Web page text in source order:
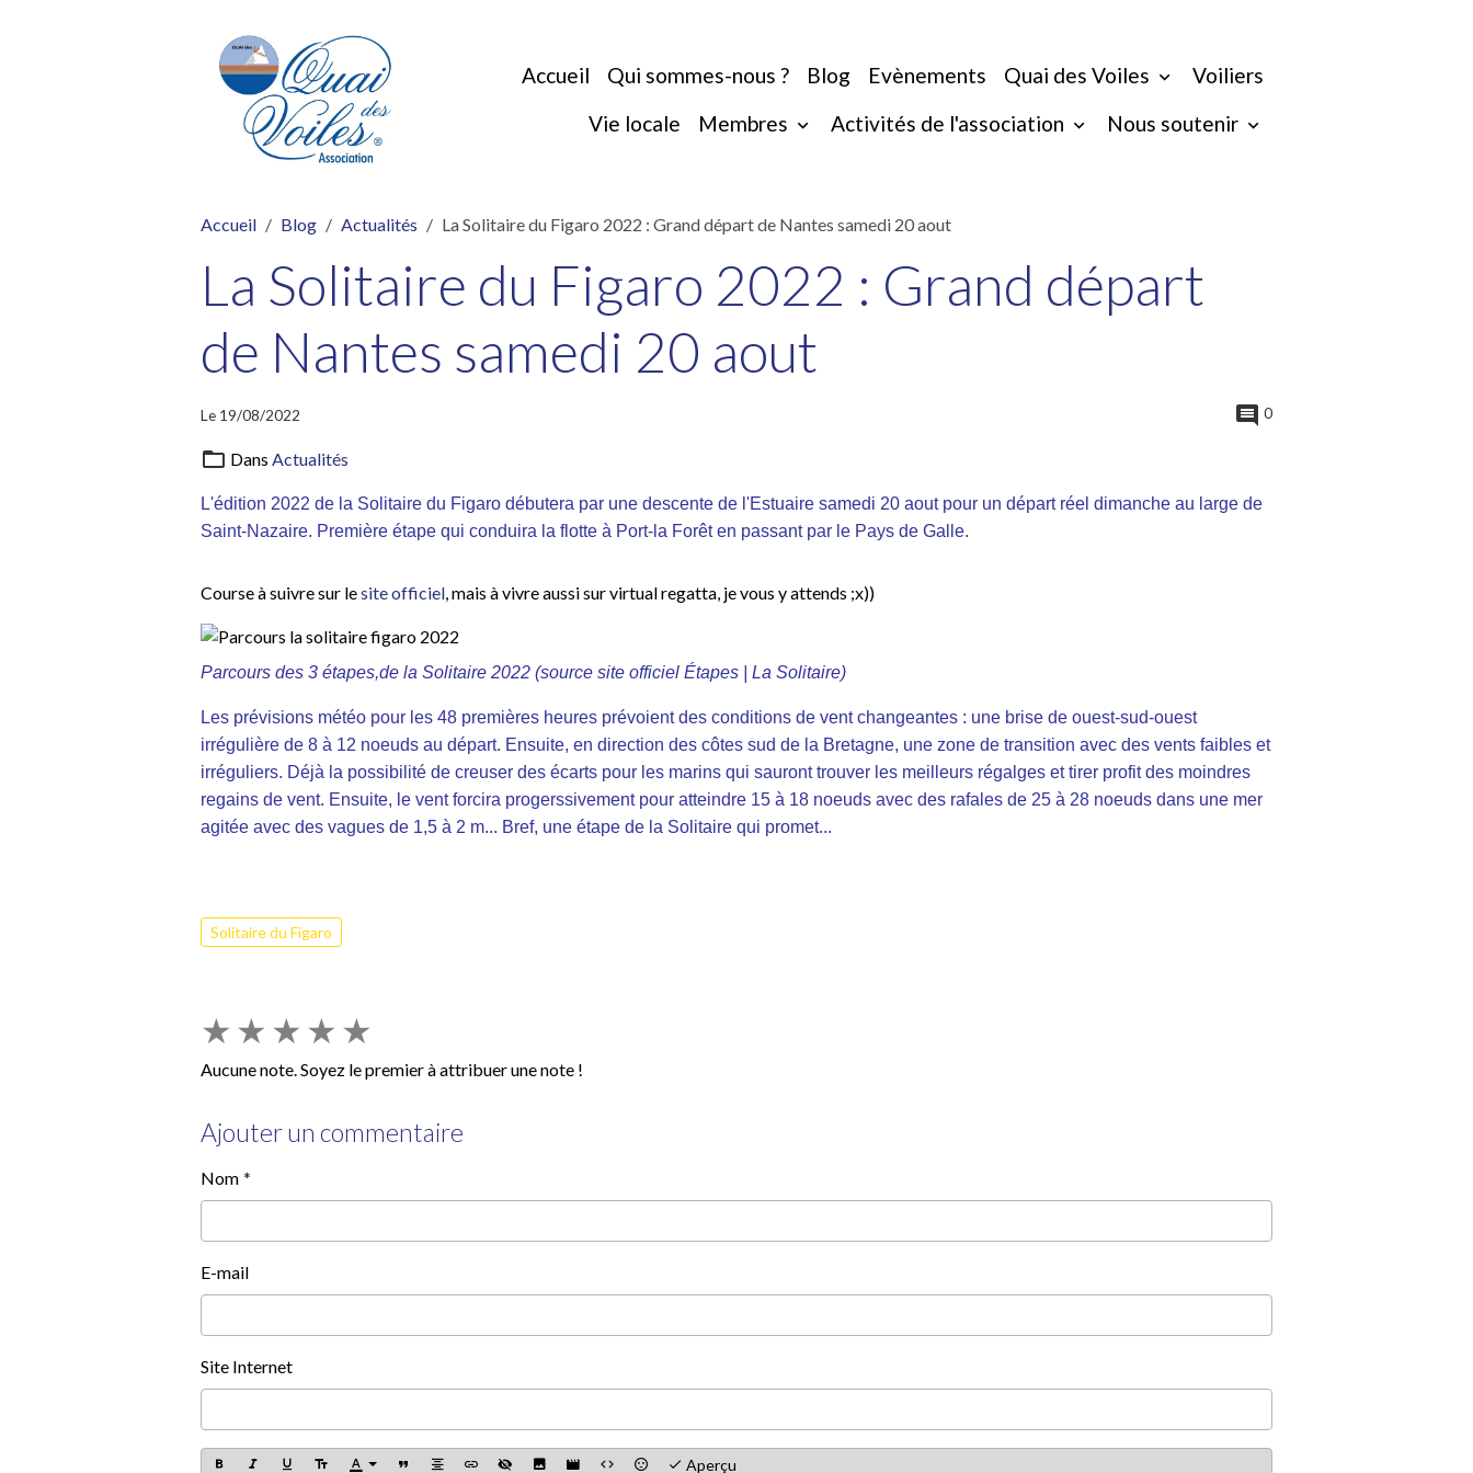
Accueil Qui sommes-nous ? Blog Evènements Quai des Voiles
Voiliers
Vie locale
Membres Activités de l'association Nous soutenir
Accueil Blog Actualités La Solitaire du Figaro 2022 : Grand départ de Nantes samedi 20 aout
La Solitaire du Figaro 2022 : Grand départ
de Nantes samedi 20 aout
Le 19/08/2022 0
Dans Actualités
L'édition 2022 de la Solitaire du Figaro débutera par une descente de l'Estuaire samedi 20 aout pour un départ réel dimanche au large de
Saint-Nazaire. Première étape qui conduira la flotte à Port-la Forêt en passant par le Pays de Galle.
Course à suivre sur lesite officiel, mais à vivre aussi sur virtual regatta, je vous y attends ;x))
Parcours des 3 étapes,de la Solitaire 2022 (source site officiel Étapes | La Solitaire)
Les prévisions météo pour les 48 premières heures prévoient des conditions de vent changeantes : une brise de ouest-sud-ouest
irrégulière de 8 à 12 noeuds au départ. Ensuite, en direction des côtes sud de la Bretagne, une zone de transition avec des vents faibles et
irréguliers. Déjà la possibilité de creuser des écarts pour les marins qui sauront trouver les meilleurs régalges et tirer profit des moindres
regains de vent. Ensuite, le vent forcira progerssivement pour atteindre 15 à 18 noeuds avec des rafales de 25 à 28 noeuds dans une mer
agitée avec des vagues de 1,5 à 2 m... Bref, une étape de la Solitaire qui promet...
Solitaire du Figaro
★ ★ ★ ★ ★
Aucune note. Soyez le premier à attribuer une note !
Ajouter un commentaire
Nom
E-mail
Site Internet
Aperçu